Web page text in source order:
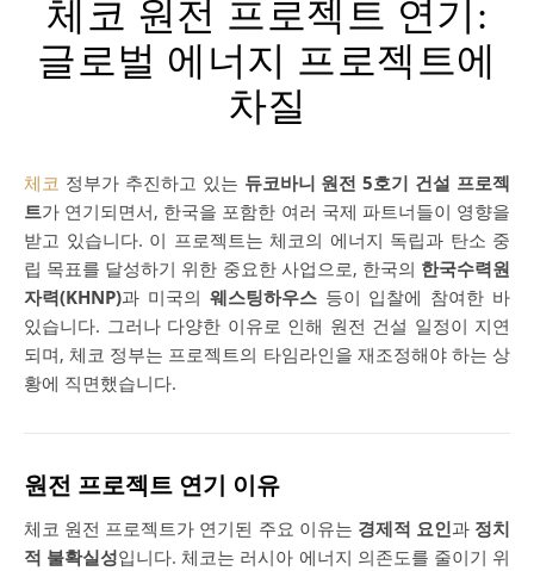
체코 원전 프로젝트 연기:
글로벌 에너지 프로젝트에
차질
체코 정부가 추진하고 있는 듀코바니 원전 5호기 건설 프로젝
트가 연기되면서, 한국을 포함한 여러 국제 파트너들이 영향을
받고 있습니다. 이 프로젝트는 체코의 에너지 독립과 탄소 중
립 목표를 달성하기 위한 중요한 사업으로, 한국의 한국수력원
자력(KHNP)과 미국의 웨스팅하우스등이 입찰에 참여한 바
있습니다. 그러나 다양한 이유로 인해 원전 건설 일정이 지연
되며, 체코 정부는 프로젝트의 타임라인을 재조정해야 하는 상
황에 직면했습니다.
원전 프로젝트 연기 이유
체코 원전 프로젝트가 연기된 주요 이유는 경제적 요인과 정치
적 불확실성입니다. 체코는 러시아 에너지 의존도를 줄이기 위